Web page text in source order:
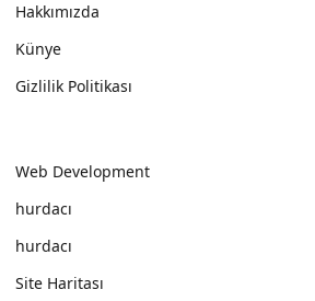
Hakkımızda
Künye
Gizlilik Politikası
Web Development
hurdacı
hurdacı
Site Haritası